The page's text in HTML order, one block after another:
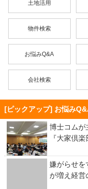
土地活用
物件検索
お悩みQ&A
会社検索
[ピックアップ] お悩み
博士コムが
『大家倶
嫌がらせを
が増え経営